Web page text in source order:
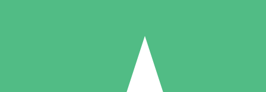
Packs de Crédits Individuels
à l'utilisation avec des crédits de téléchargement. Sans engagement